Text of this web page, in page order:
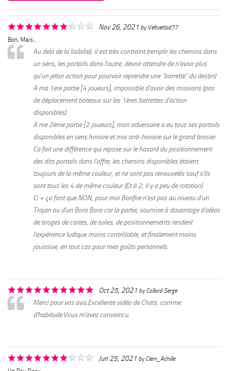
Nov 26, 2021 by Veltvetlad77
Bon, Mais...
Au delà de la lisibilité, il est très contraint (remplir les chemins dans
un sens, les portails dans l'autre, devoir attendre de n'avoir plus
qu'un jeton action pour pourvoir reprendre une "barrette" du destin)
A ma 1ere partie [4 joueurs], impossible d'avoir des missions (pas
de déplacement bateaux sur les 1ères barrettes d'action
disponibles)
A me 2ème partie [2 joueurs], mon adversaire a eu tous ses portails
disponibles en sens horaire et moi anti-horaire sur le grand brasier.
Ca fait une différence qui repose sur le hasard du positionnement
des dits portails dans l'offre; les chemins disponibles étaient
toujours de la même couleur, et ne sont pas renouvelés sauf s'ils
sont tous les 4 de même couleur (Et à 2, il y a peu de rotation)
Ci + ça font que NON, pour moi Bonfire n'est pas au niveau d'un
Trajan ou d'un Bora Bora car la partie, soumise à davantage d'aléas
de tirages de cartes, de tuiles, de positionnements rendent
l'expérience ludique moins contrôlable, et finalement moins
jouissive, en tout cas pour mes goûts personnels.
Oct 25, 2021 byCollard Serge
Merci pour vos avis.Excellente vidéo de Chats, comme
d'habitude.Vous m'avez convaincu.
Jun 25, 2021 byClem_Achille